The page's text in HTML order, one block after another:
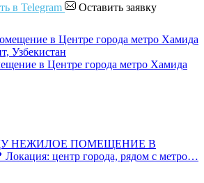
в Telegram Оставить заявку
в Центре города метро Хамида
НЕЖИЛОЕ ПОМЕЩЕНИЕ В
центр города, рядом с метро…